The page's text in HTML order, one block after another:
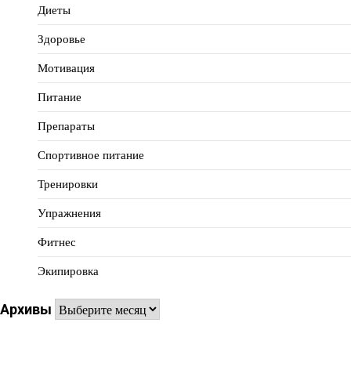
Диеты
Здоровье
Мотивация
Питание
Препараты
Спортивное питание
Тренировки
Упражнения
Фитнес
Экипировка
Архивы Архивы